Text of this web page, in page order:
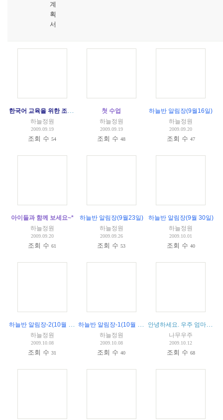
계
획
서
하늘정원
2009.09.19
조회 수54
첫 수업
하늘정원
2009.09.19
조회 수48
하늘반 알림장(9월16일)
하늘정원
2009.09.20
조회 수 47
아이들과 함께 보세요~*
하늘정원
2009.09.20
조회 수61
하늘반 알림장(9월23일)
하늘정원
2009.09.26
조회 수53
하늘반 알림장(9월 30일)
하늘정원
2009.10.01
조회 수 40
하늘정원
2009.10.08
조회 수31
하늘정원
2009.10.08
조회 수40
안녕하세요. 우주 엄마입니다.
나무우주
2009.10.12
조회 수 68